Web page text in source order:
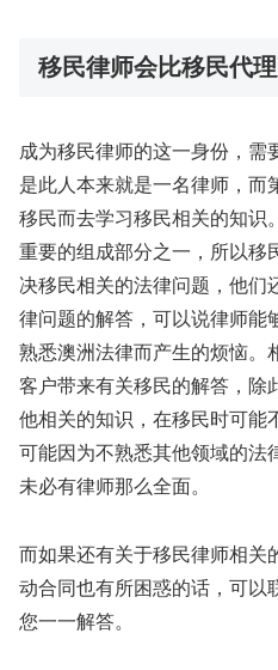
移民律师会比移民代
成为移民律师的这一身份，需
是此人本来就是一名律师，而
移民而去学习移民相关的知识
重要的组成部分之一，所以移
决移民相关的法律问题，他们
律问题的解答，可以说律师能
熟悉澳洲法律而产生的烦恼。
客户带来有关移民的解答，除
他相关的知识，在移民时可能
可能因为不熟悉其他领域的法
未必有律师那么全面。
而如果还有关于移民律师相关
动合同也有所困惑的话，可以
您一一解答。